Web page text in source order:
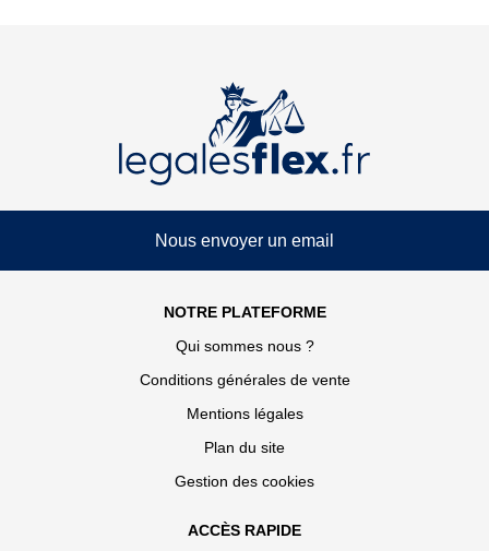
Nous envoyer un email
NOTRE PLATEFORME
Qui sommes nous ?
Conditions générales de vente
Mentions légales
Plan du site
Gestion des cookies
ACCÈS RAPIDE